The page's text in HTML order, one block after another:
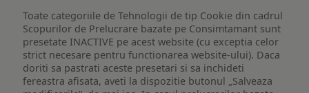
Toate categoriile de Tehnologii de tip Cookie din cadrul
Scopurilor de Prelucrare bazate pe Consimtamant sunt
presetate INACTIVE pe acest website (cu exceptia celor
strict necesare pentru functionarea website-ului). Daca
doriti sa pastrati aceste presetari si sa inchideti
fereastra afisata, aveti la dispozitie butonul „Salveaza